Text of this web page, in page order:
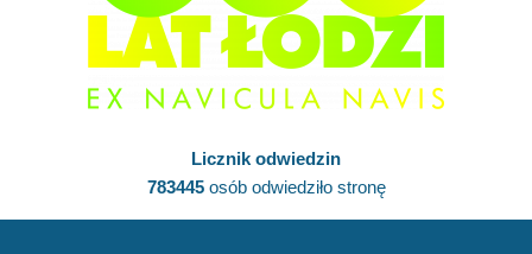
Licznik odwiedzin
783445osób odwiedziło stronę